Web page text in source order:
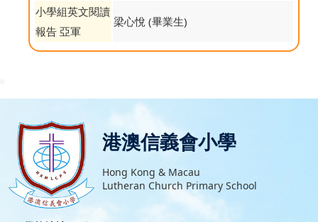
小學組英文閱讀
報告 亞軍
梁心悅 (畢業生)
港澳信義會小學
Hong Kong & Macau
Lutheran Church Primary School